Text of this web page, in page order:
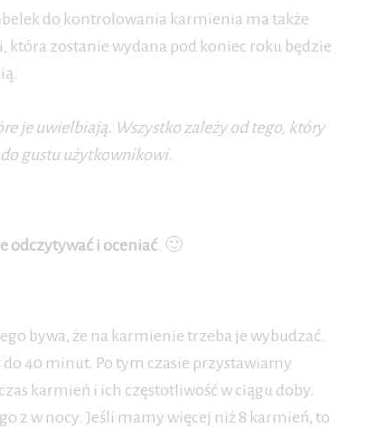
do kontrolowania karmienia ma także
zostanie wydana pod koniec roku będzie
je uwielbiają. Wszystko zależy od tego, który
gustu użytkownikowi.
odczytywać i oceniać. 🙂
bywa, że na karmienie trzeba je wybudzać.
40 minut. Po tym czasie przystawiamy
karmień i ich częstotliwość w ciągu doby.
2 w nocy. Jeśli mamy więcej niż 8 karmień, to